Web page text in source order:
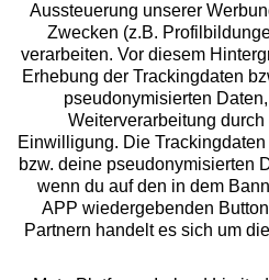
Beratung
Über uns
Rechtliches
Aussteuerung unserer
Zwecken (z.B.
verarbeiten. Vor diesem
Erhebung der Trackingdaten
pseudonymisierten
Weiterverarbeitung
Einwilligung. Die
bzw. deine pseudonymisierten
wenn du auf den in dem
APP wiedergebenden
Partnern handelt es sich um